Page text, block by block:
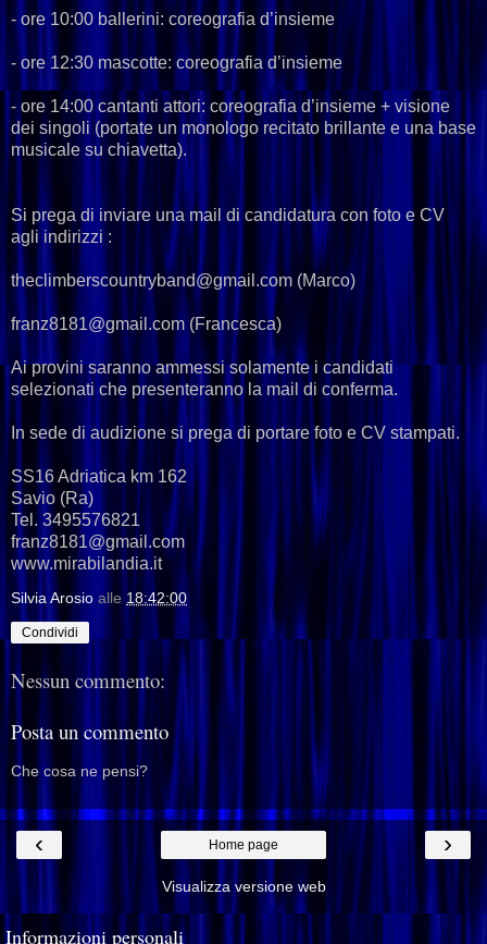
- ore 10:00 ballerini: coreografia d’insieme
- ore 12:30 mascotte: coreografia d’insieme
- ore 14:00 cantanti attori: coreografia d’insieme + visione
dei singoli (portate un monologo recitato brillante e una base
musicale su chiavetta).
Si prega di inviare una mail di candidatura con foto e CV
agli indirizzi :
theclimberscountryband@gmail.com (Marco)
franz8181@gmail.com (Francesca)
Ai provini saranno ammessi solamente i candidati
selezionati che presenteranno la mail di conferma.
In sede di audizione si prega di portare foto e CV stampati.
SS16 Adriatica km 162
Savio (Ra)
Tel. 3495576821
franz8181@gmail.com
www.mirabilandia.it
Silvia Arosio alle 18:42:00
Condividi
Nessun commento:
Posta un commento
Che cosa ne pensi?
‹ ›
Home page
Visualizza versione web
Informazioni personali